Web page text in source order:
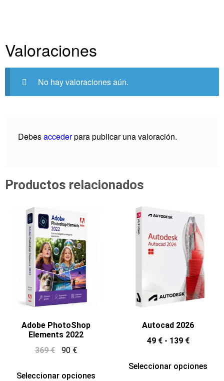
Valoraciones
No hay valoraciones aún.
Debesaccederpara publicar una valoración.
Productos relacionados
Adobe PhotoShop
Elements 2022
369€ 90 €
Seleccionar opciones
Autocad 2026
49 € - 139 €
Seleccionar opciones